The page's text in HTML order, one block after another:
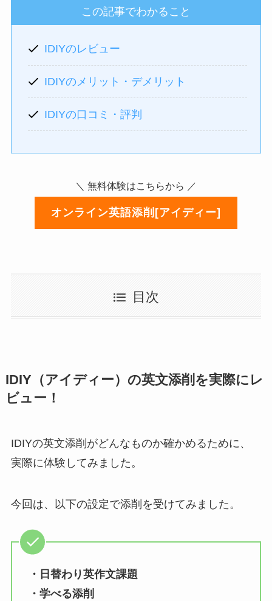
この記事でわかること
IDIYのレビュー
IDIYのメリット・デメリット
IDIYの口コミ ・評判
＼ 無料体験はこちらから ／
オンライン英語添削[アイディー]
目次
IDIY（アイディー）の英文添削を実際にレ
ビュー！
IDIYの英文添削がどんなものか確かめるために、
実際に体験してみました。
今回は、以下の設定で添削を受けてみました。
・日替わり英作文課題
・学べる添削